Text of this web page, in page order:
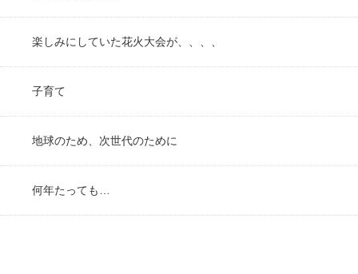
楽しみにしていた花火大会が、、、、
子育て
地球のため、次世代のために
何年たっても…